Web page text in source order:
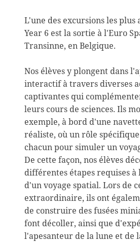
L'une des excursions les plus
Year 6 est la sortie à l'Euro
Transinne, en Belgique.
Nos élèves y plongent dans
interactif à travers diverses
captivantes qui
leurs cours de sciences. Ils
exemple, à bord d'une
réaliste, où un rôle spécifique
chacun pour simuler un
De cette façon, nos élèves
différentes étapes requises
d'un voyage spatial. Lors de
extraordinaire, ils ont
de construire des fusées
font décoller, ainsi que
l'apesanteur de la lune et de